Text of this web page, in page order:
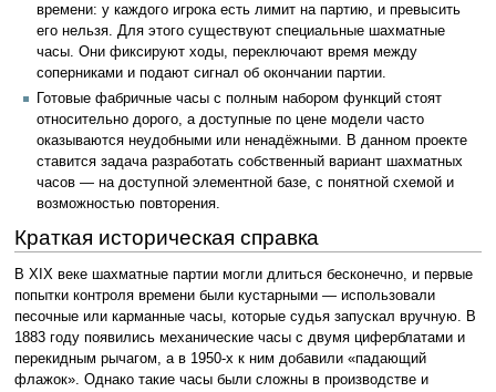
времени: у каждого игрока есть лимит на партию, и превысить
его нельзя. Для этого существуют специальные шахматные
часы. Они фиксируют ходы, переключают время между
соперниками и подают сигнал об окончании партии.
Готовые фабричные часы с полным набором функций стоят
относительно дорого, а доступные по цене модели часто
оказываются неудобными или ненадёжными. В данном проекте
ставится задача разработать собственный вариант шахматных
часов — на доступной элементной базе, с понятной схемой и
возможностью повторения.
Краткая историческая справка
В XIX веке шахматные партии могли длиться бесконечно, и первые
попытки контроля времени были кустарными — использовали
песочные или карманные часы, которые судья запускал вручную. В
1883 году появились механические часы с двумя циферблатами и
перекидным рычагом, а в 1950-х к ним добавили «падающий
флажок». Однако такие часы были сложны в производстве и